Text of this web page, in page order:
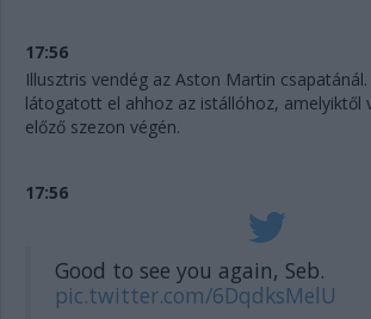
17:56
Illusztris vendég az Aston Martin
látogatott el ahhoz az istállóhoz, amelyiktől
előző szezon végén.
17:56
Good to see you again, Seb.
pic.twitter.com/6DqdksMelU